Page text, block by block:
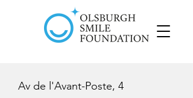
Av de l'Avant-Poste, 4